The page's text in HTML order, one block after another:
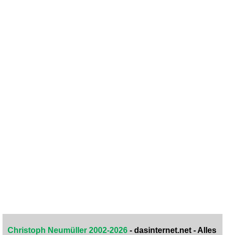
Christoph Neumüller 2002-2026 - dasinternet.net - Alles